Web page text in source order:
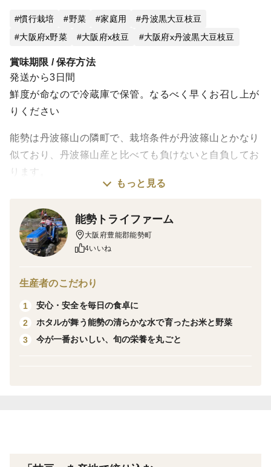
慣行栽培 野菜 家庭用
丹波黒大豆枝豆
大阪府x野菜
大阪府x枝豆 大阪府x丹波黒大豆枝豆
賞味期限 / 保存方法
発送から3日間
鮮度が命なので冷蔵庫で保管。なるべく早くお召し上が
りください
能勢は丹波篠山の隣町で、栽培条件が丹波篠山とかなり
似ており、丹波篠山産と比べても負けないと自負してお
ります。
間しかありません。
その中で序盤・中盤・終盤とそれぞれ違った味が楽しめ
ます。
●序盤●
豆は中盤・終盤と比べると少し小ぶりですが、全体的に
青々として、初物の贅沢感があります。
味は丹波黒独特のコクの中にフレッシュな豆の風味があ
もっと見る
能勢トライファーム
大阪府豊能郡能勢町
4いいね
生産者のこだわり
1
安心・安全を毎日の食卓に
2
ホタルが舞う能勢の清らかな水で育ったお米と野菜
3
今が一番おいしい、旬の栄養を丸ごと